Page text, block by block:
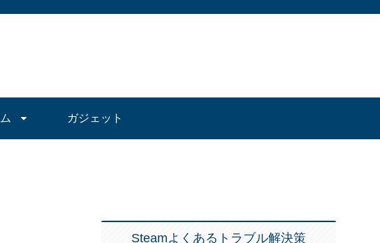
ガジェット
Steamよくあるトラブル解決策